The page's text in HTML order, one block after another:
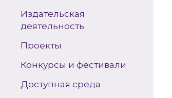
Издательская
деятельность
Проекты
Конкурсы и фестивали
Доступная среда